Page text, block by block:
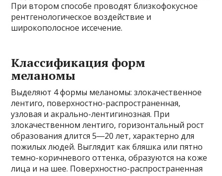
При втором способе проводят близкофокусное
рентгенологическое воздействие и
широкополосное иссечение.
Классификация форм
меланомы
Выделяют 4 формы меланомы: злокачественное
лентиго, поверхностно-распространенная,
узловая и акрально-лентигинозная. При
злокачественном лентиго, горизонтальный рост
образования длится 5―20 лет, характерно для
пожилых людей. Выглядит как бляшка или пятно
темно-коричневого оттенка, образуются на коже
лица и на шее. Поверхностно-распространенная